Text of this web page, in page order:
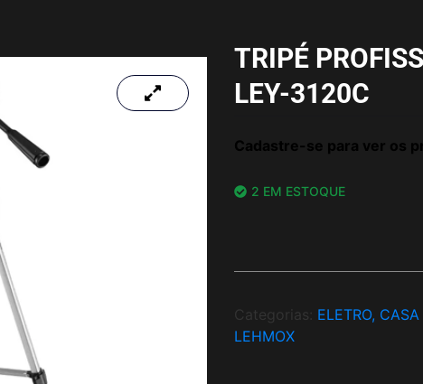
TRIPÉ
LEY-3120C
Cadastre-se para ver os
2 EM ESTOQUE
Categorias: ELETRO,
LEHMOX